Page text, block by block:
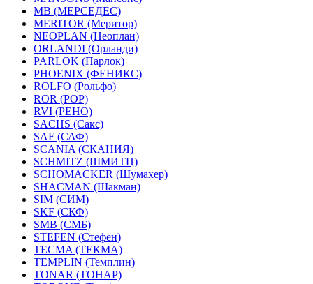
MB (МЕРСЕДЕС)
MERITOR (Меритор)
NEOPLAN (Неоплан)
ORLANDI (Орланди)
PARLOK (Парлок)
PHOENIX (ФЕНИКС)
ROLFO (Рольфо)
ROR (РОР)
RVI (РЕНО)
SACHS (Сакс)
SAF (САФ)
SCANIA (СКАНИЯ)
SCHMITZ (ШМИТЦ)
SCHOMACKER (Шумахер)
SHACMAN (Шакман)
SIM (СИМ)
SKF (СКФ)
SMB (СМБ)
STEFEN (Стефен)
TECMA (ТЕКМА)
TEMPLIN (Темплин)
TONAR (ТОНАР)